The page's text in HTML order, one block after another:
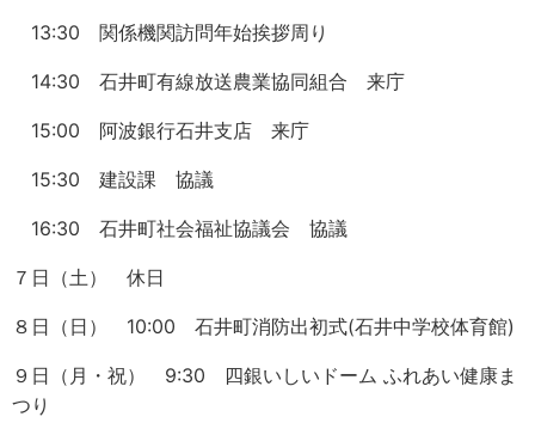
13:30 関係機関訪問年始挨拶周り
14:30 石井町有線放送農業協同組合 来庁
15:00 阿波銀行石井支店 来庁
15:30 建設課 協議
16:30 石井町社会福祉協議会 協議
７日（土） 休日
８日（日） 10:00 石井町消防出初式(石井中学校体育館)
９日（月・祝） 9:30 四銀いしいドーム ふれあい健康ま
つり